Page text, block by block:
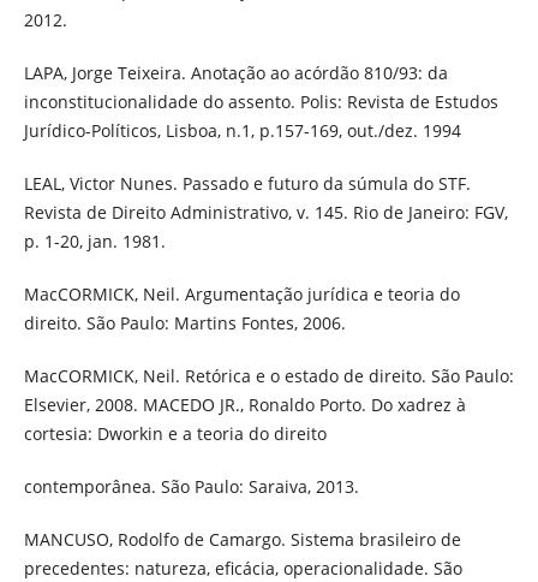
2012.
LAPA, Jorge Teixeira. Anotação ao acórdão 810/93: da
inconstitucionalidade do assento. Polis: Revista de Estudos
Jurídico-Políticos, Lisboa, n.1, p.157-169, out./dez. 1994
LEAL, Victor Nunes. Passado e futuro da súmula do STF.
Revista de Direito Administrativo, v. 145. Rio de Janeiro: FGV,
p. 1-20, jan. 1981.
MacCORMICK, Neil. Argumentação jurídica e teoria do
direito. São Paulo: Martins Fontes, 2006.
MacCORMICK, Neil. Retórica e o estado de direito. São Paulo:
Elsevier, 2008. MACEDO JR., Ronaldo Porto. Do xadrez à
cortesia: Dworkin e a teoria do direito
contemporânea. São Paulo: Saraiva, 2013.
MANCUSO, Rodolfo de Camargo. Sistema brasileiro de
precedentes: natureza, eficácia, operacionalidade. São